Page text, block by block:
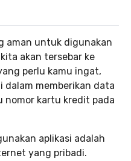
aman untuk digunakan
akan tersebar ke
perlu kamu ingat,
memberikan data
nomor kartu kredit pada
aplikasi adalah
yang pribadi.